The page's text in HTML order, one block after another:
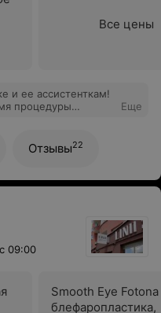
Все цены
и ее ассистенткам!
процедуры
Всю процедуру она
спокойнее, была
с которым я
и я всегда
мне встречаются
Еще
Отзывы22
с 09:00
Smooth Eye
блефаропластика,